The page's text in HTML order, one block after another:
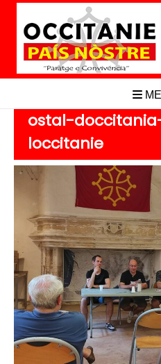
Aller
contenu
ostal-
loccitanie